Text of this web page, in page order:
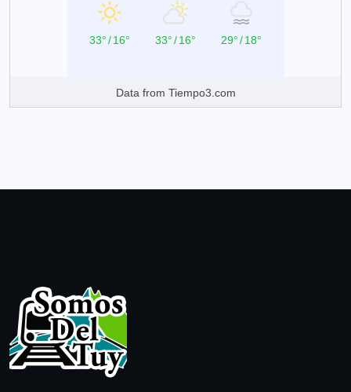
33°/16° 33°/16° 29°/18°
Data from Tiempo3.com